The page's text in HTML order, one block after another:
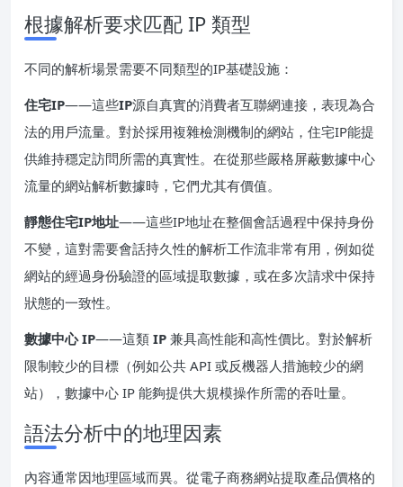
根據解析要求匹配 IP 類型
不同的解析場景需要不同類型的IP基礎設施：
住宅IP——這些IP源自真實的消費者互聯網連接，表現為合
法的用戶流量。對於採用複雜檢測機制的網站，住宅IP能提
供維持穩定訪問所需的真實性。在從那些嚴格屏蔽數據中心
流量的網站解析數據時，它們尤其有價值。
靜態住宅IP地址——這些IP地址在整個會話過程中保持身份
不變，這對需要會話持久性的解析工作流非常有用，例如從
網站的經過身份驗證的區域提取數據，或在多次請求中保持
狀態的一致性。
數據中心 IP——這類 IP 兼具高性能和高性價比。對於解析
限制較少的目標（例如公共 API 或反機器人措施較少的網
站），數據中心 IP 能夠提供大規模操作所需的吞吐量。
語法分析中的地理因素
內容通常因地理區域而異。從電子商務網站提取產品價格的